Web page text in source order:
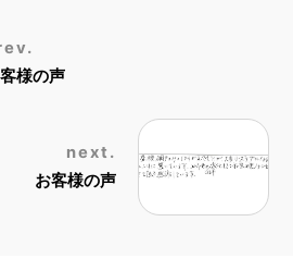
様の声
next.
お客様の声